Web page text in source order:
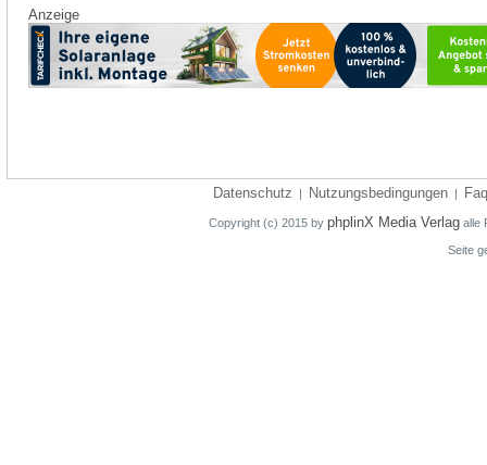
Anzeige
Datenschutz | Nutzungsbedingungen | Faq
Copyright (c) 2015 by phplinX Media Verlag alle
Seite